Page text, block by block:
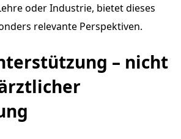
oder Industrie, bietet dieses
relevante Perspektiven.
– nicht